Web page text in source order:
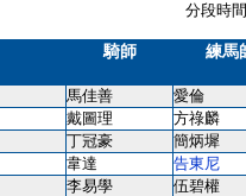
分段時
騎師 練馬
馬佳善 愛倫
戴圖理 方祿麟
丁冠豪 簡炳墀
韋達 告東尼
李易學 伍碧權